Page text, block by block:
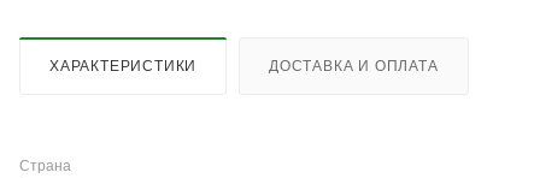
ХАРАКТЕРИСТИКИ ДОСТАВКА И ОПЛАТА
Страна